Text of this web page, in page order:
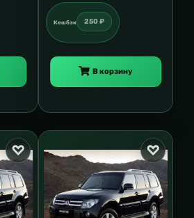
Кешбэк 250 ₽
В корзину